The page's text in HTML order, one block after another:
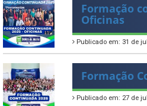
Formação
Oficinas
Publicado em: 31 de
Formação
Publicado em: 27 de